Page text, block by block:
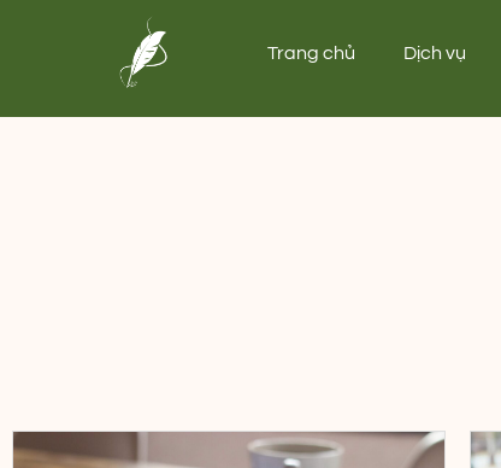
Trang chủ Dịch vụ